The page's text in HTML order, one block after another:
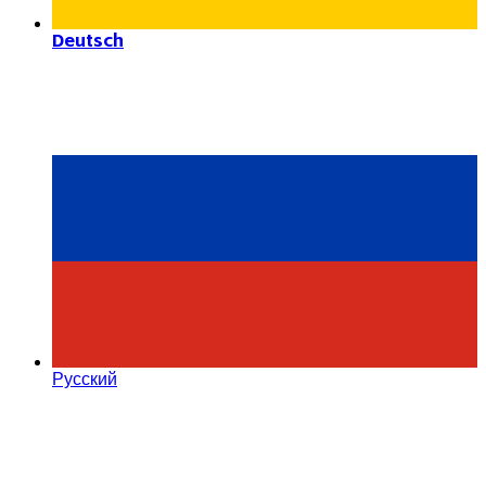
Deutsch
Русский